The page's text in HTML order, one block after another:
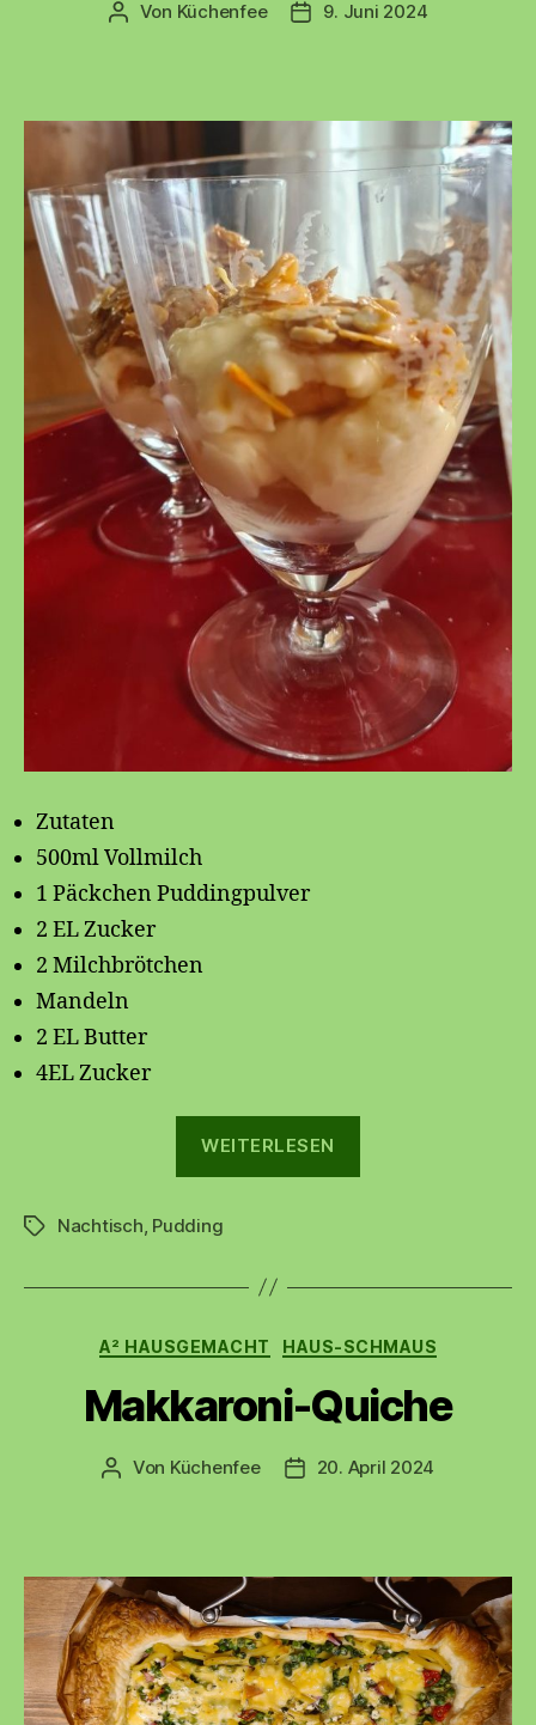
Beitragsautor
Von Küchenfee Beitragsdatum
9. Juni 2024
Zutaten
500ml Vollmilch
1 Päckchen Puddingpulver
2 EL Zucker
2 Milchbrötchen
Mandeln
2 EL Butter
4EL Zucker
WEITERLESEN
Schlagwörter
Nachtisch Pudding
Kategorien
A² HAUSGEMACHT HAUS-SCHMAUS
Makkaroni-Quiche
Beitragsautor
Von Küchenfee Beitragsdatum
20. April 2024